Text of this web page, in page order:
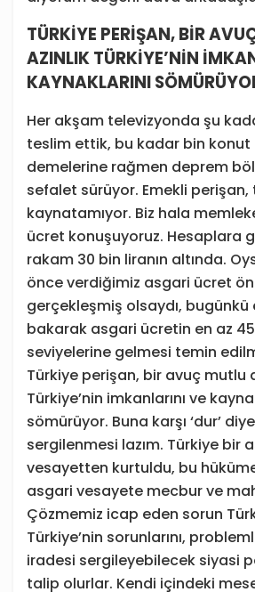
TÜRKİYE PERİŞAN, BİR
AZINLIK TÜRKİYE’NİN
KAYNAKLARINI
Her akşam televizyonda şu
teslim ettik, bu kadar bin
demelerine rağmen deprem
sefalet sürüyor. Emekli
kaynatamıyor. Biz hala
ücret konuşuyoruz. Hesaplara
rakam 30 bin liranın altında.
önce verdiğimiz asgari ücret
gerçekleşmiş olsaydı,
bakarak asgari ücretin en az
seviyelerine gelmesi temin
Türkiye perişan, bir avuç mutlu
Türkiye’nin imkanlarını ve
sömürüyor. Buna karşı ‘dur’
sergilenmesi lazım. Türkiye bir
vesayetten kurtuldu, bu
asgari vesayete mecbur ve
Çözmemiz icap eden sorun
Türkiye’nin sorunlarını,
iradesi sergileyebilecek siyasi
talip olurlar. Kendi içindeki